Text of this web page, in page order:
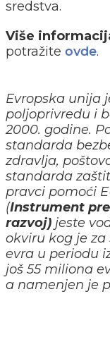
sredstva.
Više
potražite ovde.
Evropska unija
poljoprivredu i
2000. godine.
standarda
zdravlja,
standarda
pravci pomoći
(Instrument
razvoj) jeste
okviru kog je za
evra u periodu
još 55 miliona
a namenjen je